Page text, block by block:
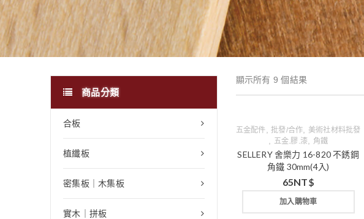
商品分類
合板
植纖板
密集板｜木集板
實木｜拼板
顯示所有 9 個結果
五金配件 ,批發/合作 美術社材料批發
五金.膠.漆 角鐵
SELLERY 舍樂力 16-820 不銹鋼
角鐵 30mm(4入)
65NT$
加入購物車